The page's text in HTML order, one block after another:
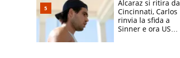
Alcaraz si ritira da
Cincinnati, Carlos
rinvia la sfida a
Sinner e ora US